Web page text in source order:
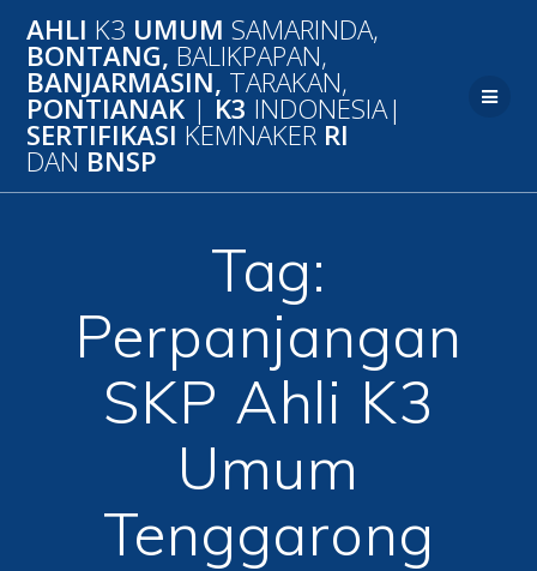
to
content
AHLI K3 UMUM SAMARINDA,
BONTANG, BALIKPAPAN,
BANJARMASIN, TARAKAN,
PONTIANAK | K3 INDONESIA|
SERTIFIKASI KEMNAKER RI
DAN BNSP
Tag:
Perpanjangan
SKP Ahli K3
Umum
Tenggarong